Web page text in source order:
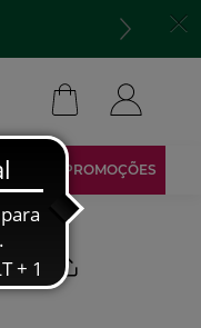
PROMOÇÕES